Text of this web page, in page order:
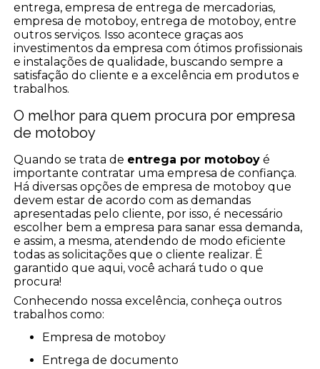
entrega, empresa de entrega de mercadorias,
empresa de motoboy, entrega de motoboy, entre
outros serviços. Isso acontece graças aos
investimentos da empresa com ótimos profissionais
e instalações de qualidade, buscando sempre a
satisfação do cliente e a excelência em produtos e
trabalhos.
O melhor para quem procura por empresa
de motoboy
Quando se trata de entrega por motoboy é
importante contratar uma empresa de confiança.
Há diversas opções de empresa de motoboy que
devem estar de acordo com as demandas
apresentadas pelo cliente, por isso, é necessário
escolher bem a empresa para sanar essa demanda,
e assim, a mesma, atendendo de modo eficiente
todas as solicitações que o cliente realizar. É
garantido que aqui, você achará tudo o que
procura!
Conhecendo nossa excelência, conheça outros
trabalhos como:
empresa de motoboy
entrega de documento